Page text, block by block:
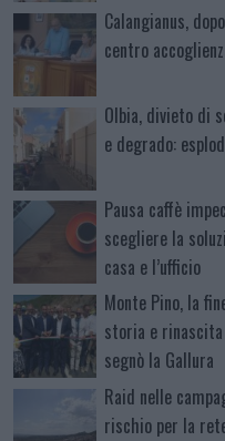
Calangianus,
centro
Olbia, divieto di
e degrado:
Pausa caffè
scegliere la
casa e l’ufficio
Monte Pino, la
storia e
segnò la Gallura
Raid nelle
rischio per la